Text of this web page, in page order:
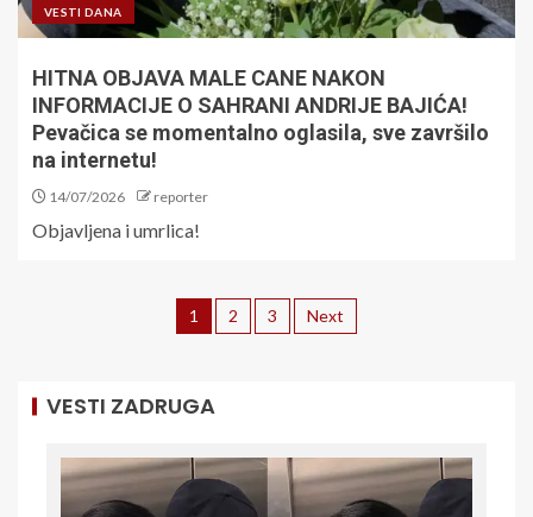
VESTI DANA
HITNA OBJAVA MALE CANE NAKON
INFORMACIJE O SAHRANI ANDRIJE BAJIĆA!
Pevačica se momentalno oglasila, sve završilo
na internetu!
14/07/2026 reporter
Objavljena i umrlica!
1 2 3 Next
VESTI ZADRUGA